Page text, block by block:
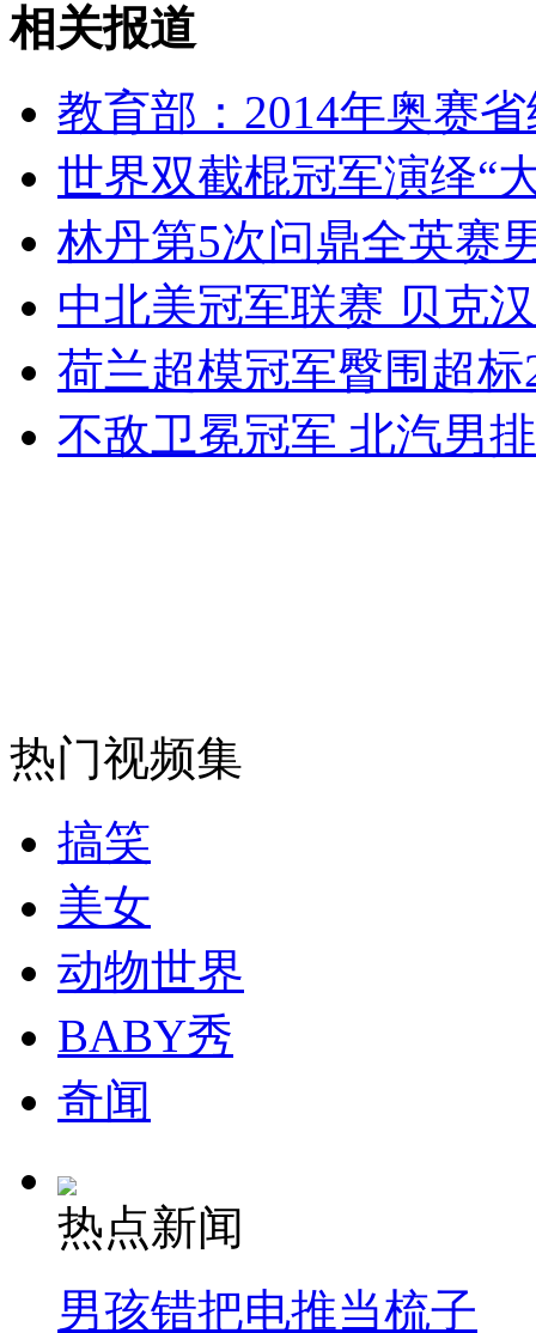
山西运城恶犬咬伤多人 警民合力深夜将其击毙
女孩北京地铁殴打老人 痛下狠手拳打脚踢
无痛分娩是否安全 医生回应
外交部：反对强权政治霸凌主义
外交部：有关国家言论片面不公正
消防员救轻生者
纽约上演“枕头大战”
司机酒驾遇交警 急速倒车逃窜
相关报道
教育部：2014年奥赛
世界双截棍冠军演绎“
林丹第5次问鼎全英赛
中北美冠军联赛 贝克
荷兰超模冠军臀围超
不敌卫冕冠军 北汽男
热门视频集
搞笑
美女
动物世界
BABY秀
奇闻
热点新闻
男孩错把电推当梳子